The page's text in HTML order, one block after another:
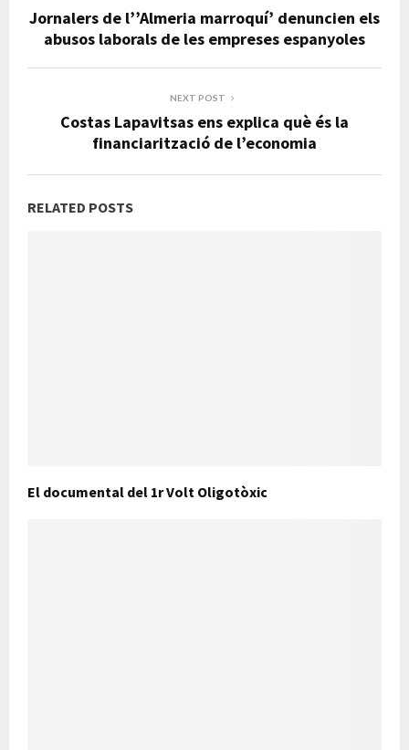
Jornalers de l’’Almeria marroquí’ denuncien els
abusos laborals de les empreses espanyoles
NEXT POST
Costas Lapavitsas ens explica què és la
financiarització de l’economia
RELATED POSTS
El documental del 1r Volt Oligotòxic